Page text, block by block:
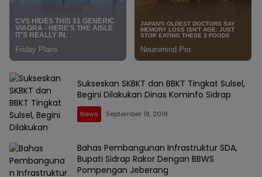
Sukseskan SKBKT dan BBKT Tingkat Sulsel,
Begini Dilakukan Dinas Kominfo Sidrap
News September 18, 2019
TOP
NEWS
1
Bahas Pembangunan Infrastruktur SDA,
Bupati Sidrap Rakor Dengan BBWS
Pompengan Jeberang